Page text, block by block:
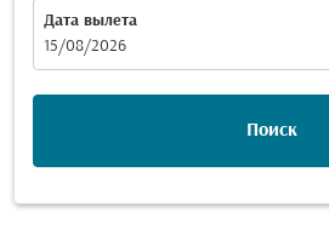
Дата вылета
fc-booking-departure-date-aria-label
15/08/2026
Поиск